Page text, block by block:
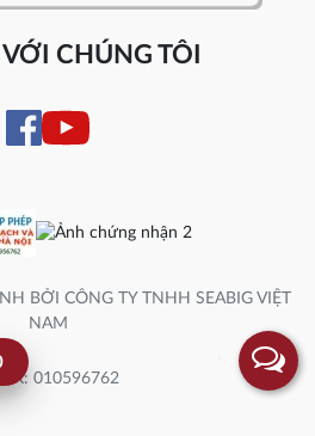
CHÚNG TÔI
BỞI CÔNG TY TNHH SEABIG VIỆT
NAM
ĐK: 010596762